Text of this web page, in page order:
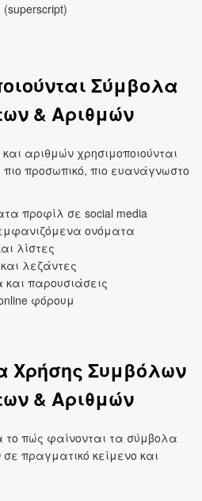
(superscript)
Σύμβολα
& Αριθμών
αριθμών χρησιμοποιούνται
πιο προσωπικό, πιο ευανάγνωστο
προφίλ σε social media
ονόματα
λίστες
λεζάντες
παρουσιάσεις
φόρουμ
Χρήσης Συμβόλων
& Αριθμών
πώς φαίνονται τα σύμβολα
πραγματικό κείμενο και